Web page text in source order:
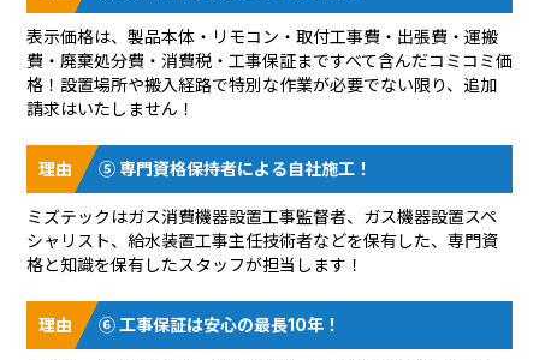
表示価格は、製品本体・リモコン・取付工事費・出張費・運搬
費・廃棄処分費・消費税・工事保証まですべて含んだコミコミ価
格！設置場所や搬入経路で特別な作業が必要でない限り、追加
請求はいたしません！
⑤ 専門資格保持者による自社施工！
ミズテックはガス消費機器設置工事監督者、ガス機器設置スペ
シャリスト、給水装置工事主任技術者などを保有した、専門資
格と知識を保有したスタッフが担当します！
⑥ 工事保証は安心の最長10年！